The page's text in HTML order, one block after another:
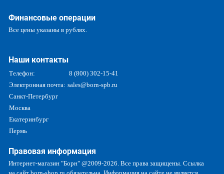
Финансовые операции
Все цены указаны в рублях.
Наши контакты
Телефон:
8 (800) 302-15-41
Электронная почта: sales@born-spb.ru
Санкт-Петербург
Москва
Екатеринбург
Пермь
Правовая информация
Интернет-магазин "Борн" @2009-2026. Все права защищены. Ссылка